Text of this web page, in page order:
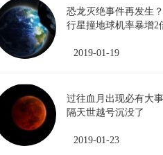
恐龙灭绝事件再发生？
行星撞地球机率暴增2
2019-01-19
过往血月出现必有大
隔天世越号沉没了
2019-01-23